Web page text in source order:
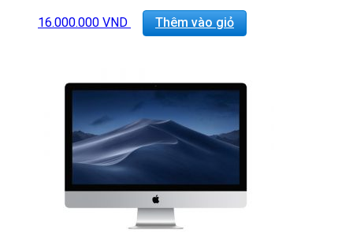
Retina 4K disaplay (4096×2304)
4 USB 3.0, 2 Thunderbold 2.0, LAN
16.000.000 VND Thêm vào giỏ